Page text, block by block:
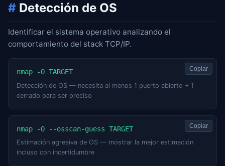
# Detección de OS
Identificar el sistema operativo analizando el
comportamiento del stack TCP/IP.
nmap -O TARGET
Detección de OS — necesita al menos 1 puerto abierto + 1
cerrado para ser preciso
Copiar
nmap -O --osscan-guess TARGET
Estimación agresiva de OS — mostrar la mejor estimación
incluso con incertidumbre
Copiar